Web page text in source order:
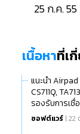
25 ก.ค.
เนื้อหาที่เ
แนะนำ
CS711Q,
รองรับการเชื่
กระเป๋า
ซอฟต์แวร์ | 22